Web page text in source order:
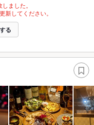
ました。
新してください。
る